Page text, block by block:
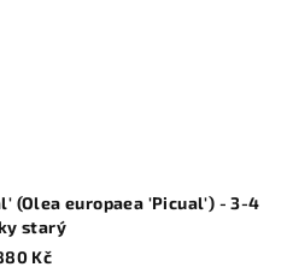
(Olea europaea 'Picual') - 3-4
starý
Kč